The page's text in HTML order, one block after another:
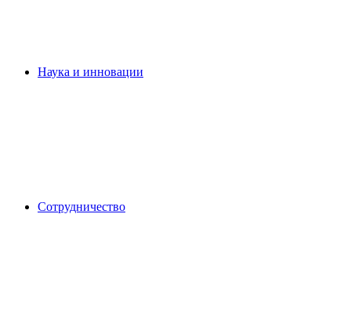
Наука и инновации
Сотрудничество